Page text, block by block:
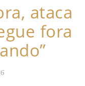
ataca
fora